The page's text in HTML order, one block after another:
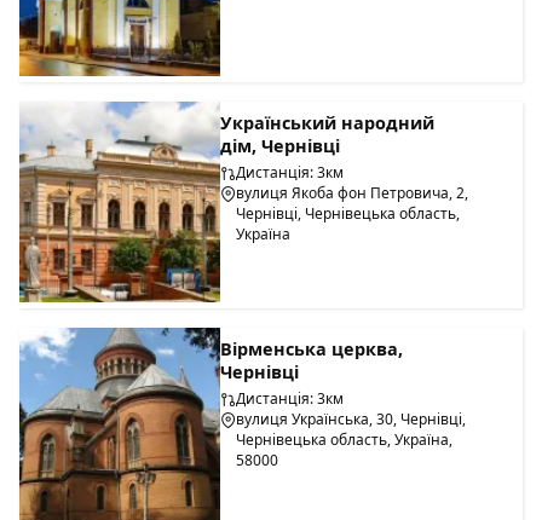
Український народний
дім, Чернівці
Дистанція: 3км
вулиця Якоба фон Петровича, 2,
Чернівці, Чернівецька область,
Україна
Вірменська церква,
Чернівці
Дистанція: 3км
вулиця Українська, 30, Чернівці,
Чернівецька область, Україна,
58000